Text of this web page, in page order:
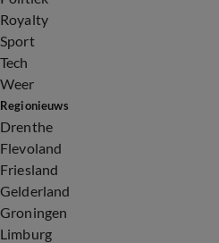
Royalty
Sport
Tech
Weer
Regionieuws
Drenthe
Flevoland
Friesland
Gelderland
Groningen
Limburg